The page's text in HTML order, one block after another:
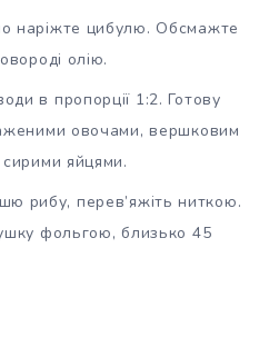
наріжте цибулю. Обсмажте
олію.
в пропорції 1:2. Готову
овочами, вершковим
яйцями.
рибу, перев’яжіть ниткою.
фольгою, близько 45